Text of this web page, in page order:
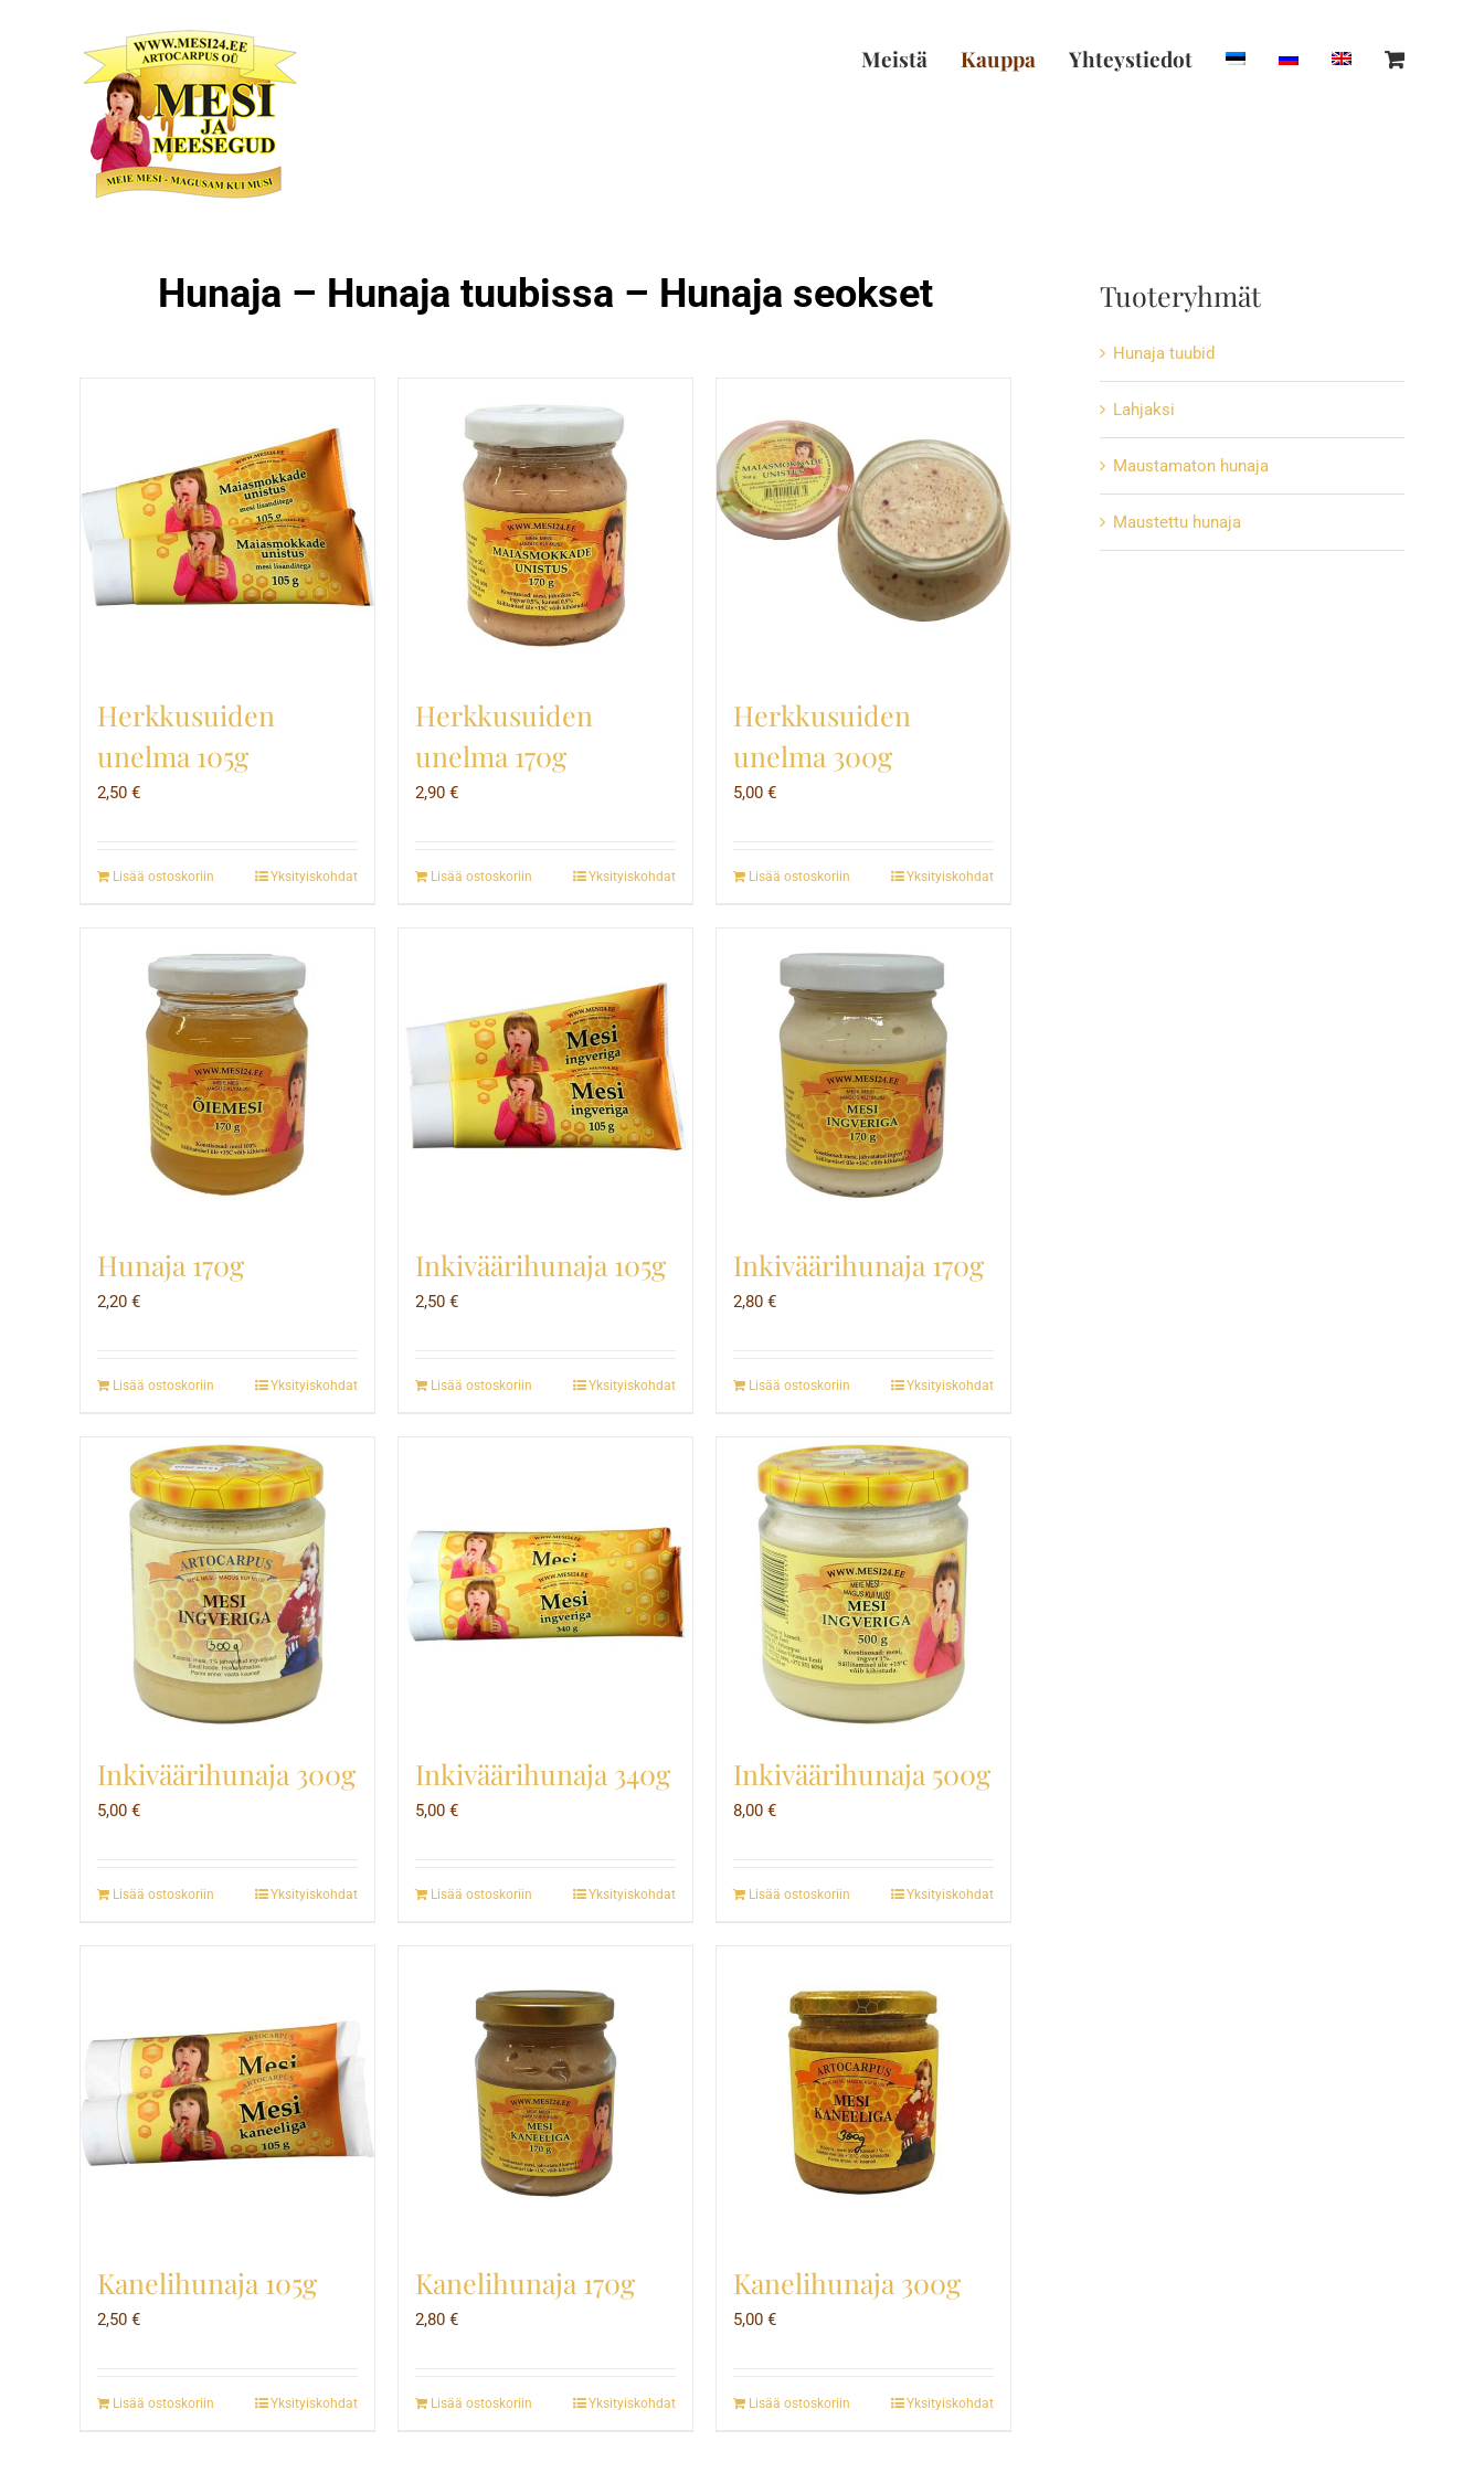
Meistä Kauppa Yhteystiedot
Hunaja – Hunaja tuubissa – Hunaja seokset
Herkkusuiden
unelma 105g
2,50 €
Lisää ostoskoriin Yksityiskohdat
Herkkusuiden
unelma 170g
2,90 €
Lisää ostoskoriin Yksityiskohdat
Herkkusuiden
unelma 300g
5,00 €
Lisää ostoskoriin Yksityiskohdat
Hunaja 170g
2,20 €
Lisää ostoskoriin Yksityiskohdat
Inkiväärihunaja 105g
2,50 €
Lisää ostoskoriin Yksityiskohdat
Inkiväärihunaja 170g
2,80 €
Lisää ostoskoriin Yksityiskohdat
Inkiväärihunaja 300g
5,00 €
Lisää ostoskoriin Yksityiskohdat
Inkiväärihunaja 340g
5,00 €
Lisää ostoskoriin Yksityiskohdat
Inkiväärihunaja 500g
8,00 €
Lisää ostoskoriin Yksityiskohdat
Kanelihunaja 105g
2,50 €
Lisää ostoskoriin Yksityiskohdat
Kanelihunaja 170g
2,80 €
Lisää ostoskoriin Yksityiskohdat
Kanelihunaja 300g
5,00 €
Lisää ostoskoriin Yksityiskohdat
Tuoteryhmät
Hunaja tuubid
Lahjaksi
Maustamaton hunaja
Maustettu hunaja